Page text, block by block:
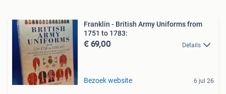
Franklin - British Army Uniforms from
1751 to 1783:
€ 69,00 Details
Bezoek website 6 jul 26